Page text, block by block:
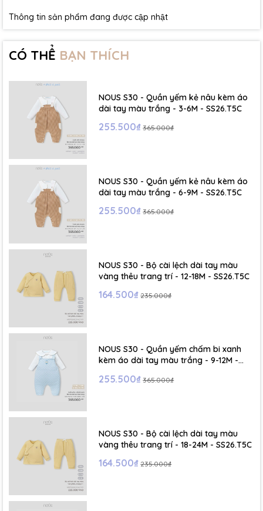
Thông tin sản phẩm đang được cập nhật
CÓ THỂ BẠN THÍCH
NOUS S30 - Quần yếm kẻ nâu kèm áo
dài tay màu trắng - 3-6M - SS26.T5C
255.500₫ 365.000₫
NOUS S30 - Quần yếm kẻ nâu kèm áo
dài tay màu trắng - 6-9M - SS26.T5C
255.500₫ 365.000₫
NOUS S30 - Bộ cài lệch dài tay màu
vàng thêu trang trí - 12-18M - SS26.T5C
164.500₫ 235.000₫
NOUS S30 - Quần yếm chấm bi xanh
kèm áo dài tay màu trắng - 9-12M -
255.500₫ 365.000₫
NOUS S30 - Bộ cài lệch dài tay màu
vàng thêu trang trí - 18-24M - SS26.T5C
164.500₫ 235.000₫